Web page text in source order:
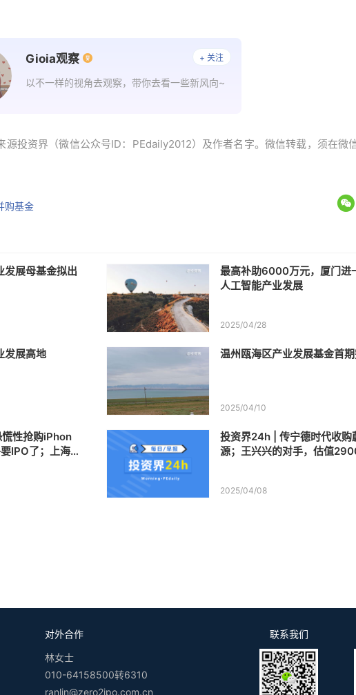
Gioia观察
以不一样的视角去观察，带你去看一些新风向~
+ 关注
源投资界（微信公众号ID：PEdaily2012）及作者名字。微信转载，须在微
购基金
发展母基金拟出
最高补助6000万元，厦门进
人工智能产业发展
2025/04/28
发展高地 温州瓯海区产业发展基金首
2025/04/10
性抢购iPhon
IPO了；上海生
投资界24h | 传宁德时代收购
源；王兴兴的对手，估值
2025/04/08
对外合作
林女士
010-64158500转6310
ranlin@zero2ipo.com.cn
联系我们